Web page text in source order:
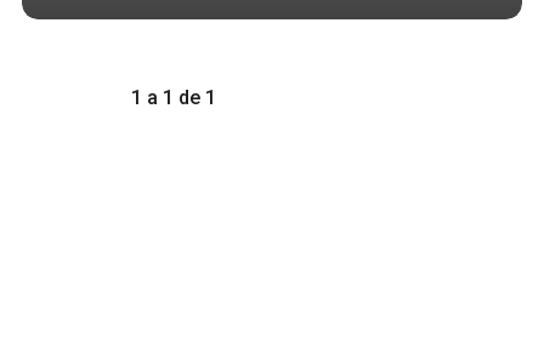
1 a 1 de 1